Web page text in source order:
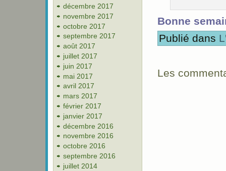
décembre 2017
novembre 2017
octobre 2017
septembre 2017
août 2017
juillet 2017
juin 2017
mai 2017
avril 2017
mars 2017
février 2017
janvier 2017
décembre 2016
novembre 2016
octobre 2016
septembre 2016
juillet 2014
Bonne
Publié dans
Les